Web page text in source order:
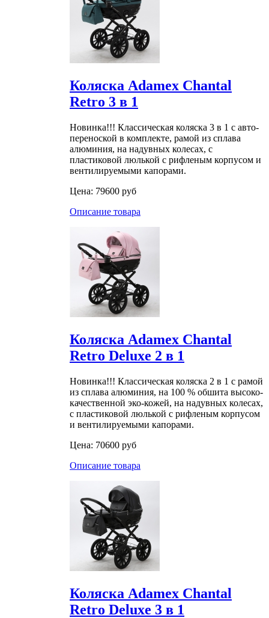
Коляска Adamex Chantal
Retro 3 в 1
Новинка!!! Классическая коляска 3 в 1 с авто-
переноской в комплекте, рамой из сплава
алюминия, на надувных колесах, с
пластиковой люлькой с рифленым корпусом и
вентилируемыми капорами.
Цена: 79600 руб
Описание товара
Коляска Adamex Chantal
Retro Deluxe 2 в 1
Новинка!!! Классическая коляска 2 в 1 с рамой
из сплава алюминия, на 100 % обшита высоко-
качественной эко-кожей, на надувных колесах,
с пластиковой люлькой с рифленым корпусом
и вентилируемыми капорами.
Цена: 70600 руб
Описание товара
Коляска Adamex Chantal
Retro Deluxe 3 в 1